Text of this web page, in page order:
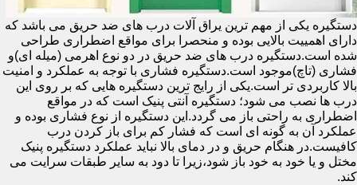
دستگیره یکی از مهم ترین یراق آلات درب های ضد حریق می باشد که
دارای اهمییت بالایی بوده و منحصرا برای مواقع اضطراری طراحی
شده است.دستگیره درب های ضد حریق در دو نوع اهرمی (میله ای)و
فشاری (تاچ)موجود است.دستگیره فشاری با توجه به عملکرد و امنیت
بالا کاربردی تر است.یکی از رایج ترین دستگیره هایی که بر روی این
درب ها نصب می شود؛ دستگیره آنتی پنیک است که در مواقع
اضطراری به راحتی باز می گردد.این دستگیره از نوع فشاری بوده و
عملکرد آن به گونه ای است که فشار کم برای باز کردن درب
کافیست.در هنگام حریق و در دمای بالا نباید عملکرد دستگیره پنیک
مختل و یا خود به خود باز شود،زیرا تا دود به سایر طبقات سرایت می
کند.